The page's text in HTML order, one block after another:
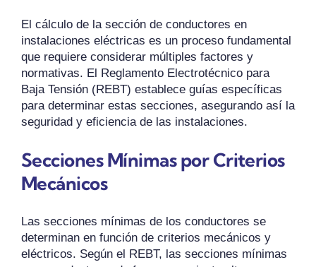
El cálculo de la sección de conductores en
instalaciones eléctricas es un proceso fundamental
que requiere considerar múltiples factores y
normativas. El Reglamento Electrotécnico para
Baja Tensión (REBT) establece guías específicas
para determinar estas secciones, asegurando así la
seguridad y eficiencia de las instalaciones.
Secciones Mínimas por Criterios
Mecánicos
Las secciones mínimas de los conductores se
determinan en función de criterios mecánicos y
eléctricos. Según el REBT, las secciones mínimas